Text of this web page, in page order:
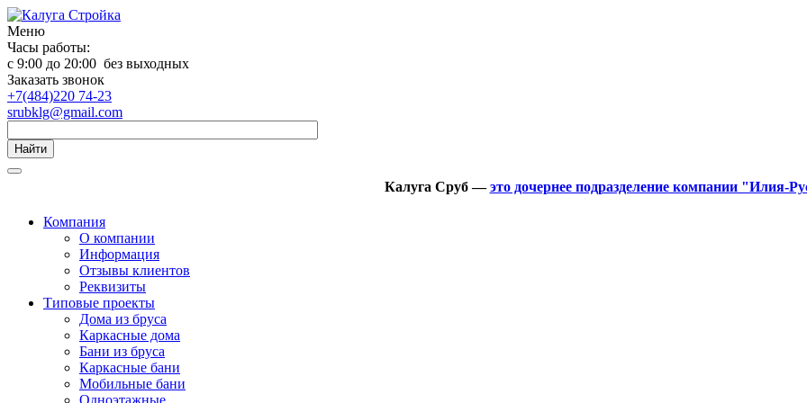
Меню
Часы работы:
с 9:00 до 20:00 без выходных
Заказать звонок
+7(484)220 74-23
srubklg@gmail.com
Найти
Калуга Сруб —это дочернее подразделение компании "Илия-
Компания
О компании
Информация
Отзывы клиентов
Реквизиты
Типовые проекты
Дома из бруса
Каркасные дома
Бани из бруса
Каркасные бани
Мобильные бани
Одноэтажные